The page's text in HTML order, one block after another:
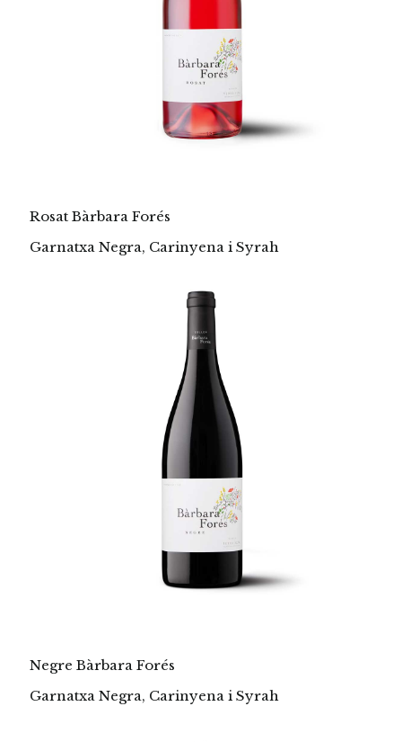
Rosat Bàrbara Forés
Garnatxa Negra, Carinyena i Syrah
Negre Bàrbara Forés
Garnatxa Negra, Carinyena i Syrah